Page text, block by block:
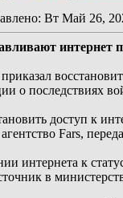
: Вт Май 26,
о последствиях
доступ к
Fars,
интернета к
в